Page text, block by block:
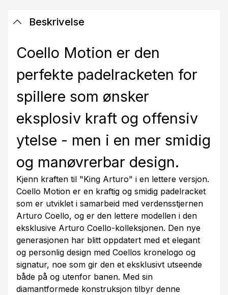
Beskrivelse
Coello Motion er den
perfekte padelracketen for
spillere som ønsker
eksplosiv kraft og offensiv
ytelse - men i en mer smidig
og manøvrerbar design.
Kjenn kraften til "King Arturo" i en lettere versjon.
Coello Motion er en kraftig og smidig padelracket
som er utviklet i samarbeid med verdensstjernen
Arturo Coello, og er den lettere modellen i den
eksklusive Arturo Coello-kolleksjonen. Den nye
generasjonen har blitt oppdatert med et elegant
og personlig design med Coellos kronelogo og
signatur, noe som gir den et eksklusivt utseende
både på og utenfor banen. Med sin
diamantformede konstruksjon tilbyr denne